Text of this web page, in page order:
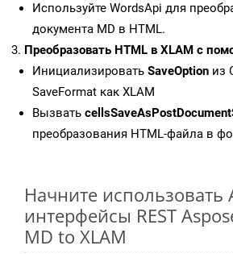
Используйте WordsApi для
документа MD в HTML.
Преобразовать HTML в XLAM с
Инициализировать SaveOption из
SaveFormat как XLAM
Вызвать
преобразования HTML-файла в
Начните использовать
интерфейсы REST
MD to XLAM